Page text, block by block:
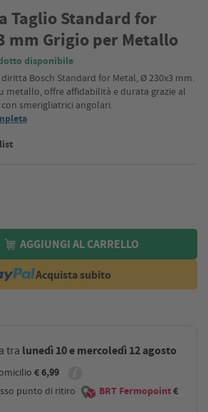
Taglio Standard for
mm Grigio per Metallo
disponibile
Bosch Standard for Metal, Ø 230x3 mm.
metallo, offre affidabilità e durata grazie al
smerigliatrici angolari.
AGGIUNGI AL CARRELLO
Acquista subito
tra lunedì 10 e mercoledì 12 agosto
€ 6,99
punto di ritiro BRT Fermopoint€